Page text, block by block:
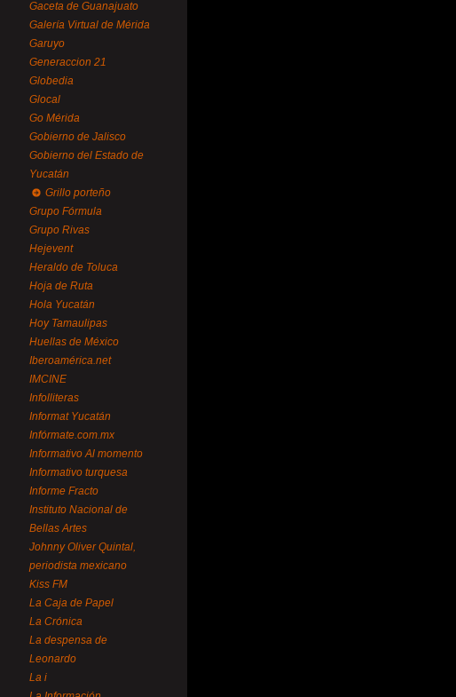
Gaceta de Guanajuato
Galería Virtual de Mérida
Garuyo
Generaccion 21
Globedia
Glocal
Go Mérida
Gobierno de Jalisco
Gobierno del Estado de
Yucatán
Grillo porteño
Grupo Fórmula
Grupo Rivas
Hejevent
Heraldo de Toluca
Hoja de Ruta
Hola Yucatán
Hoy Tamaulipas
Huellas de México
Iberoamérica.net
IMCINE
Infolliteras
Informat Yucatán
Infórmate.com.mx
Informativo Al momento
Informativo turquesa
Informe Fracto
Instituto Nacional de
Bellas Artes
Johnny Oliver Quintal,
periodista mexicano
Kiss FM
La Caja de Papel
La Crónica
La despensa de
Leonardo
La i